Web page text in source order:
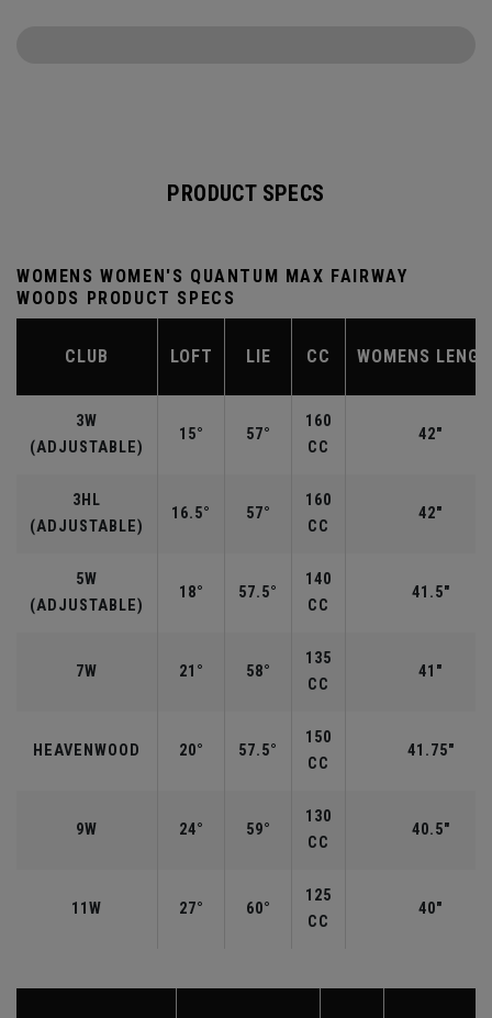
PRODUCT SPECS
WOMENS WOMEN'S QUANTUM MAX FAIRWAY
WOODS PRODUCT SPECS
CLUB LOFT LIE CC WOMENS
3W
(ADJUSTABLE)
15° 57°
160
CC
42"
3HL
(ADJUSTABLE)
16.5° 57°
160
CC
42"
5W
(ADJUSTABLE)
18° 57.5°
140
CC
41.5"
7W 21° 58°
135
CC
41"
HEAVENWOOD 20° 57.5°
150
CC
41.75"
9W 24° 59°
130
CC
40.5"
11W 27° 60°
125
CC
40"